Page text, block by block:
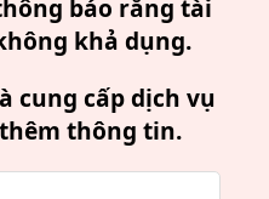
báo rằng tài
khả dụng.
cung cấp dịch vụ
thông tin.